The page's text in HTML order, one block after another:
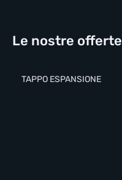
Le nostre offerte
TAPPO ESPANSIONE